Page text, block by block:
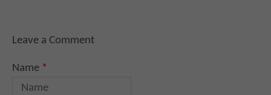
Leave a Comment
Name *